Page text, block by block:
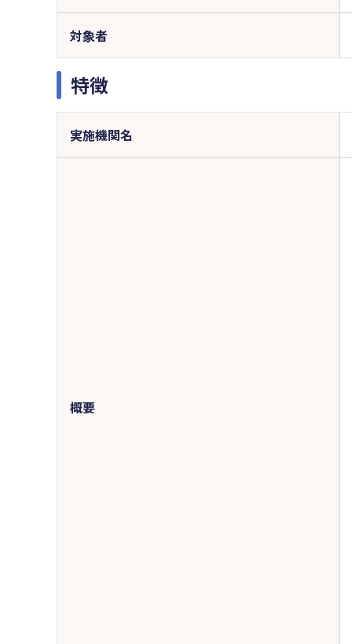
対象者
特徴
実施機関名
概要